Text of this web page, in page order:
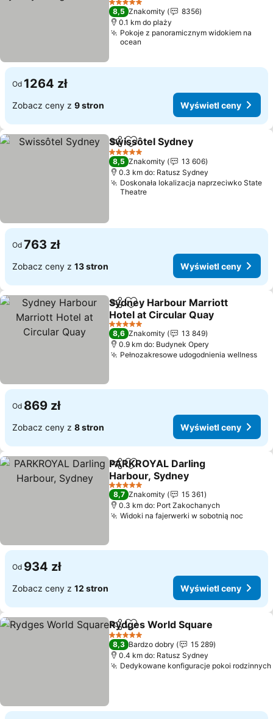
5 Kategoria
8,5 Znakomity
8356
0.1 km do plaży
Pokoje z panoramicznym widokiem na
ocean
Od 1264 zł
Zobacz ceny z 9 stron Wyświetl ceny
Udostępnij
Dodaj do ulubionych
Swissôtel Sydney
5 Kategoria
8,5 Znakomity
13 606
0.3 km do: Ratusz Sydney
Doskonała lokalizacja naprzeciwko State
Theatre
Od 763 zł
Zobacz ceny z 13 stron Wyświetl ceny
Udostępnij
Dodaj do ulubionych
Sydney Harbour Marriott
Hotel at Circular Quay
5 Kategoria
8,6 Znakomity
13 849
0.9 km do: Budynek Opery
Pełnozakresowe udogodnienia wellness
Od 869 zł
Zobacz ceny z 8 stron Wyświetl ceny
Udostępnij
Dodaj do ulubionych
PARKROYAL Darling
Harbour, Sydney
5 Kategoria
8,7 Znakomity
15 361
0.3 km do: Port Zakochanych
Widoki na fajerwerki w sobotnią noc
Od 934 zł
Zobacz ceny z 12 stron Wyświetl ceny
Udostępnij
Dodaj do ulubionych
Rydges World Square
5 Kategoria
8,3 Bardzo dobry
15 289
0.4 km do: Ratusz Sydney
Dedykowane konfiguracje pokoi rodzinnych